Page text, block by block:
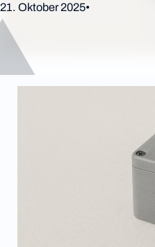
21. Oktober 2025